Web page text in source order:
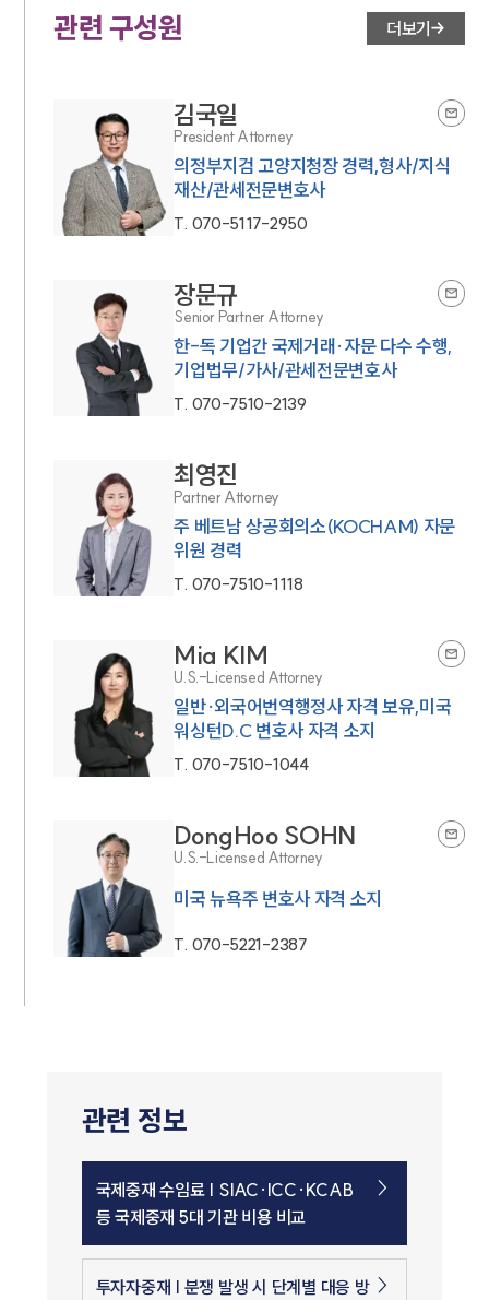
관련 구성원 더보기
김국일
President Attorney
의정부지검 고양지청장 경력,형사/지식
재산/관세전문변호사
T. 070-5117-2950
장문규
Senior Partner Attorney
한-독 기업간 국제거래·자문 다수 수행,
기업법무/가사/관세전문변호사
T. 070-7510-2139
최영진
Partner Attorney
주 베트남 상공회의소(KOCHAM) 자문
위원 경력
T. 070-7510-1118
Mia KIM
U.S.-Licensed Attorney
일반·외국어번역행정사 자격 보유,미국
워싱턴D.C 변호사 자격 소지
T. 070-7510-1044
DongHoo SOHN
U.S.-Licensed Attorney
미국 뉴욕주 변호사 자격 소지
T. 070-5221-2387
관련 정보
국제중재 수임료 | SIAC·ICC·KCAB
등 국제중재 5대 기관 비용 비교
투자자중재 | 분쟁 발생 시 단계별 대응 방